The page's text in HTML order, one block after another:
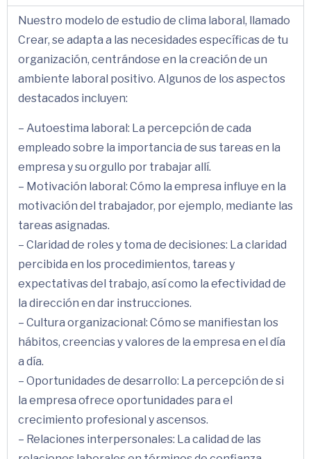
Nuestro modelo de estudio de clima laboral, llamado
Crear, se adapta a las necesidades específicas de tu
organización, centrándose en la creación de un
ambiente laboral positivo. Algunos de los aspectos
destacados incluyen:
– Autoestima laboral: La percepción de cada
empleado sobre la importancia de sus tareas en la
empresa y su orgullo por trabajar allí.
– Motivación laboral: Cómo la empresa influye en la
motivación del trabajador, por ejemplo, mediante las
tareas asignadas.
– Claridad de roles y toma de decisiones: La claridad
percibida en los procedimientos, tareas y
expectativas del trabajo, así como la efectividad de
la dirección en dar instrucciones.
– Cultura organizacional: Cómo se manifiestan los
hábitos, creencias y valores de la empresa en el día
a día.
– Oportunidades de desarrollo: La percepción de si
la empresa ofrece oportunidades para el
crecimiento profesional y ascensos.
– Relaciones interpersonales: La calidad de las